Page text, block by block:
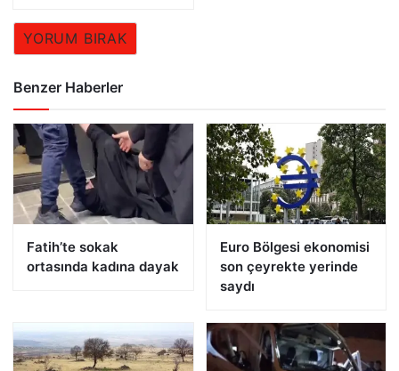
YORUM BIRAK
Benzer Haberler
Fatih’te sokak
ortasında kadına dayak
Euro Bölgesi ekonomisi
son çeyrekte yerinde
saydı